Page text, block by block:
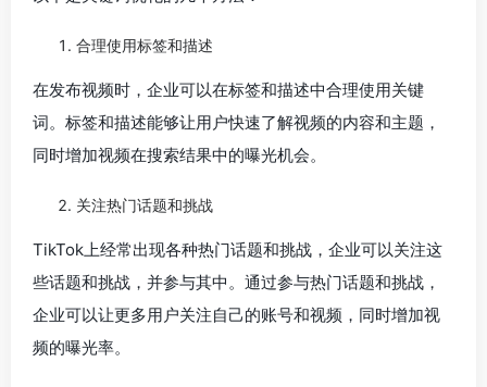
合理使用标签和描述
在发布视频时，企业可以在标签和描述中合理使用关键
词。标签和描述能够让用户快速了解视频的内容和主题，
同时增加视频在搜索结果中的曝光机会。
关注热门话题和挑战
TikTok上经常出现各种热门话题和挑战，企业可以关注这
些话题和挑战，并参与其中。通过参与热门话题和挑战，
企业可以让更多用户关注自己的账号和视频，同时增加视
频的曝光率。